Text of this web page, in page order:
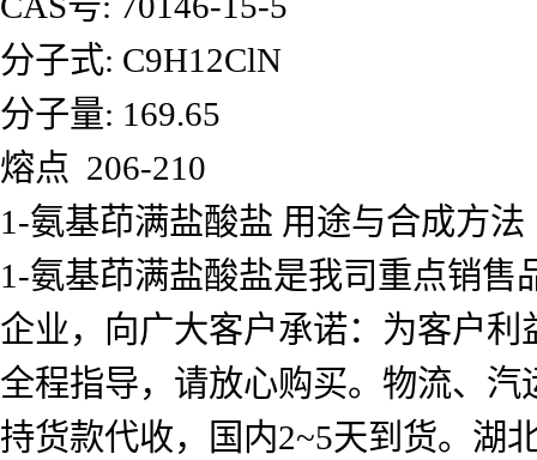
分子式: C9H12ClN
分子量: 169.65
熔点 206-210
1-氨基茚满盐酸盐 用途与合成方法
1-氨基茚满盐酸盐是我司重点销
企业，向广大客户承诺：为客户
全程指导，请放心购买。物流、
持货款代收，国内2~5天到货。湖